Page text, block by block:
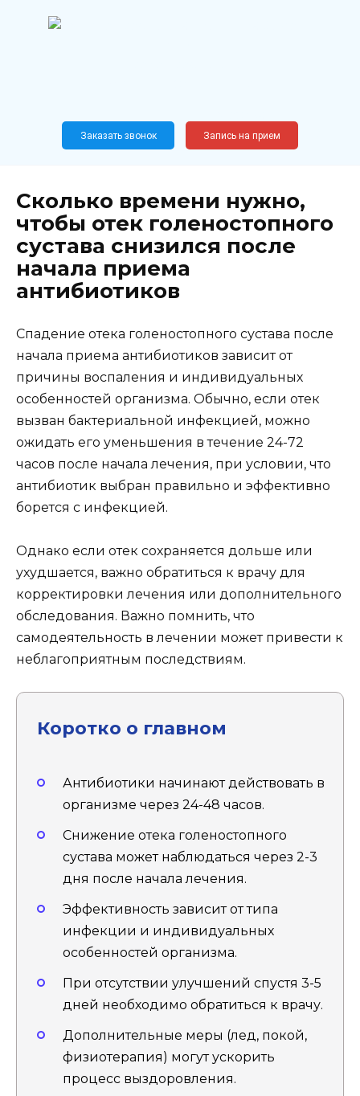
Новослободская, 62, к12
Заказать звонок Запись на прием
Сколько времени нужно,
чтобы отек голеностопного
сустава снизился после
начала приема
антибиотиков
Спадение отека голеностопного сустава после
начала приема антибиотиков зависит от
причины воспаления и индивидуальных
особенностей организма. Обычно, если отек
вызван бактериальной инфекцией, можно
ожидать его уменьшения в течение 24-72
часов после начала лечения, при условии, что
антибиотик выбран правильно и эффективно
борется с инфекцией.
Однако если отек сохраняется дольше или
ухудшается, важно обратиться к врачу для
корректировки лечения или дополнительного
обследования. Важно помнить, что
самодеятельность в лечении может привести к
неблагоприятным последствиям.
Коротко о главном
Антибиотики начинают действовать в
организме через 24-48 часов.
Снижение отека голеностопного
сустава может наблюдаться через 2-3
дня после начала лечения.
Эффективность зависит от типа
инфекции и индивидуальных
особенностей организма.
При отсутствии улучшений спустя 3-5
дней необходимо обратиться к врачу.
Дополнительные меры (лед, покой,
физиотерапия) могут ускорить
процесс выздоровления.